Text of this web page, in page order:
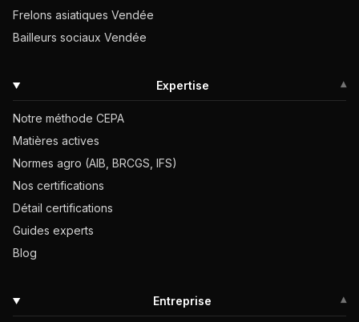
Frelons asiatiques Vendée
Bailleurs sociaux Vendée
Expertise ▾
Notre méthode CEPA
Matières actives
Normes agro (AIB, BRCGS, IFS)
Nos certifications
Détail certifications
Guides experts
Blog
Entreprise ▾